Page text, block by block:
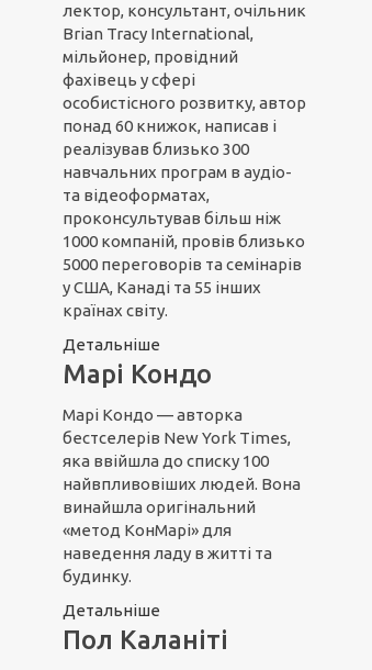
лектор, консультант, очільник
Brian Tracy International,
мільйонер, провідний
фахівець у сфері
особистісного розвитку, автор
понад 60 книжок, написав і
реалізував близько 300
навчальних програм в аудіо-
та відеоформатах,
проконсультував більш ніж
1000 компаній, провів близько
5000 переговорів та семінарів
у США, Канаді та 55 інших
країнах світу.
Детальніше
Марі Кондо
Марі Кондо — авторка
бестселерів New York Times,
яка ввійшла до списку 100
найвпливовіших людей. Вона
винайшла оригінальний
«метод КонМарі» для
наведення ладу в житті та
будинку.
Детальніше
Пол Каланіті